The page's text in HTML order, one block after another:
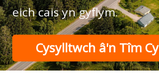
eich cais yn gyflym.
Cysylltwch â'n Tîm